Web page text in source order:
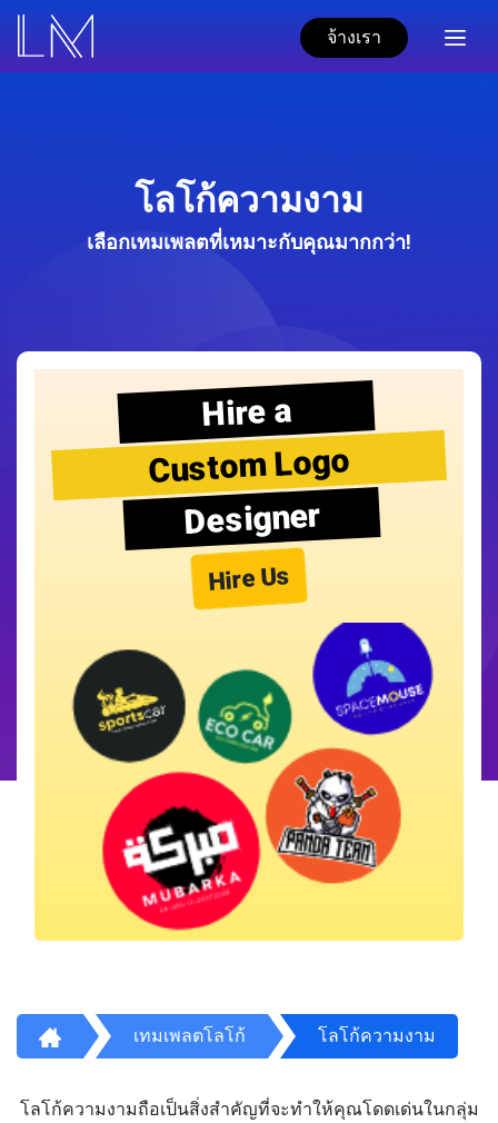
จ้างเรา
โลโก้ความงาม
เลือกเทมเพลตที่เหมาะกับคุณมากกว่า!
Hire a
Custom Logo
Designer
Hire Us
เทมเพลตโลโก้ โลโก้ความงาม
โลโก้ความงามถือเป็นสิ่งสำคัญที่จะทำให้คุณโดดเด่นในกลุ่ม